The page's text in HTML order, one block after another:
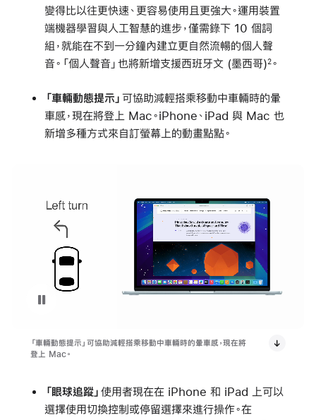
變得比以往更快速、更容易使用且更強大。運用裝置
端機器學習與人工智慧的進步，僅需錄下 10 個詞
組，就能在不到一分鐘內建立更自然流暢的個人聲
音。「個人聲音」也將新增支援西班牙文 (墨西哥) 2。
「車輛動態提示」 可協助減輕搭乘移動中車輛時的暈
車感，現在將登上 Mac。iPhone、iPad 與 Mac 也
新增多種方式來自訂螢幕上的動畫點點。
暫停播放影片 車輛動態提示
「車輛動態提示」可協助減輕搭乘移動中車輛時的暈車感，現在將
登上 Mac。
「眼球追蹤」 使用者現在在 iPhone 和 iPad 上可以
選擇使用切換控制或停留選擇來進行操作。在